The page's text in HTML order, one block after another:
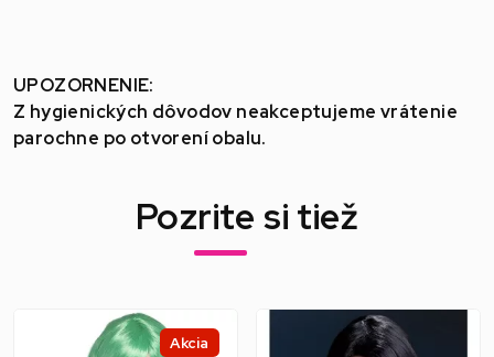
UPOZORNENIE:
Z hygienických dôvodov neakceptujeme vrátenie
parochne po otvorení obalu.
Pozrite si tiež
Akcia